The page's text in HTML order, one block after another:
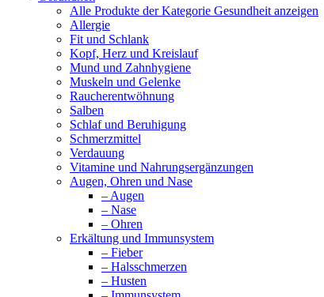
Alle Produkte der Kategorie Gesundheit anzeigen
Allergie
Fit und Schlank
Kopf, Herz und Kreislauf
Mund und Zahnhygiene
Muskeln und Gelenke
Raucherentwöhnung
Salben
Schlaf und Beruhigung
Schmerzmittel
Verdauung
Vitamine und Nahrungsergänzungen
Augen, Ohren und Nase
– Augen
– Nase
– Ohren
Erkältung und Immunsystem
– Fieber
– Halsschmerzen
– Husten